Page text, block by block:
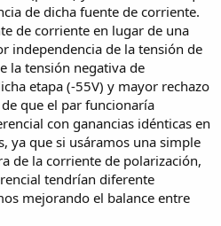
de dicha fuente de corriente.
de corriente en lugar de una
independencia de la tensión de
la tensión negativa de
etapa (-55V) y mayor rechazo
que el par funcionaría
con ganancias idénticas en
ya que si usáramos una simple
de la corriente de polarización,
tendrían diferente
mejorando el balance entre